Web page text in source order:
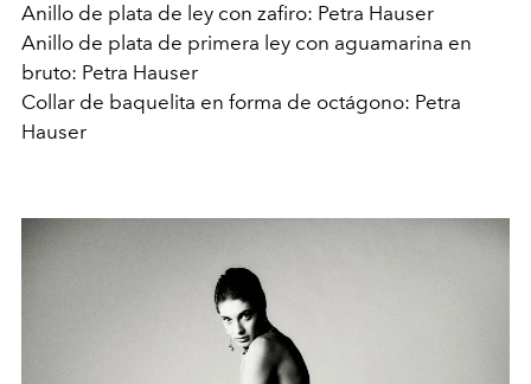
Anillo de plata de ley con zafiro: Petra Hauser
Anillo de plata de primera ley con aguamarina en
bruto: Petra Hauser
Collar de baquelita en forma de octágono: Petra
Hauser